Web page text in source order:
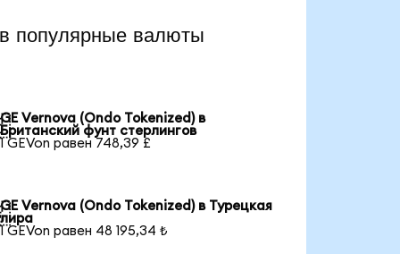
популярные валюты
GE Vernova (Ondo Tokenized) в
Британский фунт стерлингов
1 GEVon равен 748,39 £
GE Vernova (Ondo Tokenized) в Турецкая
лира
1 GEVon равен 48 195,34 ₺